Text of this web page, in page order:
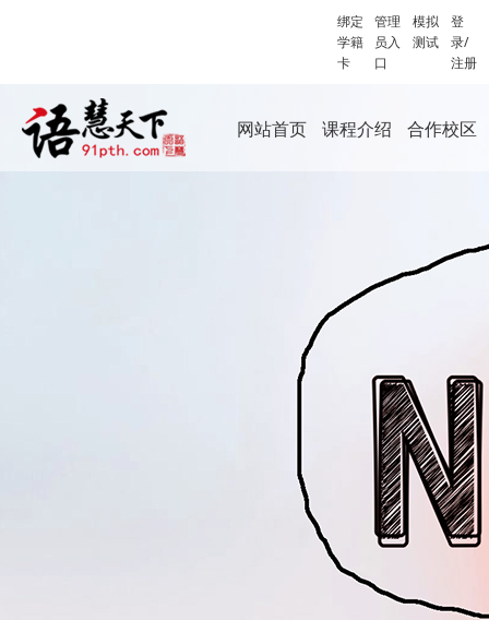
绑定
学籍
卡
管理
员入
口
模拟
测试
登
录/
注册
网站首页 课程介绍 合作校区